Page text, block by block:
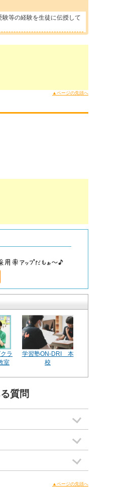
等の経験を生徒に伝授して
▲ページの先頭へ
ラ
室
学習塾ON-DRI 本
校
質問
▲ページの先頭へ